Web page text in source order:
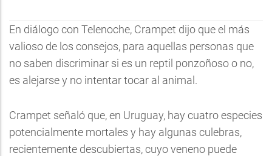
En diálogo con Telenoche, Crampet dijo que el más
valioso de los consejos, para aquellas personas que
no saben discriminar si es un reptil ponzoñoso o no,
es alejarse y no intentar tocar al animal.
Crampet señaló que, en Uruguay, hay cuatro especies
potencialmente mortales y hay algunas culebras,
recientemente descubiertas, cuyo veneno puede